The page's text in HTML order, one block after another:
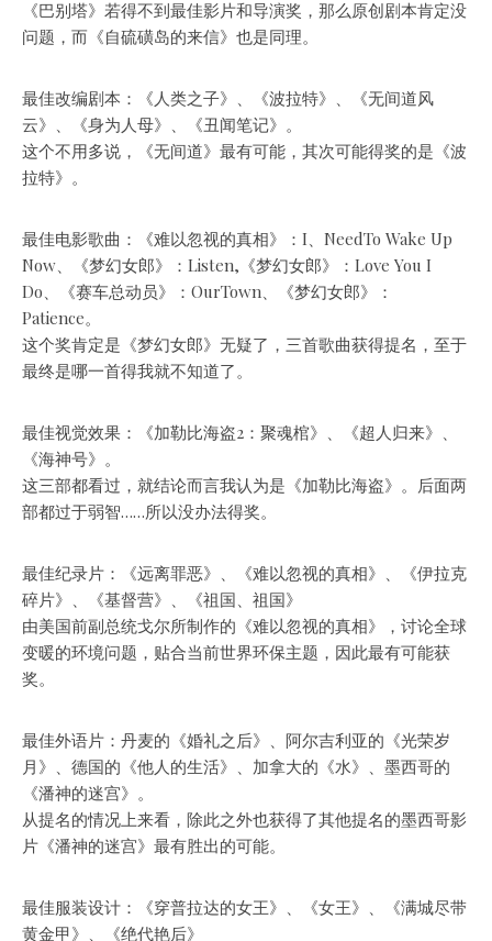
《巴别塔》若得不到最佳影片和导演奖，那么原创剧本肯定没
问题，而《自硫磺岛的来信》也是同理。
最佳改编剧本：《人类之子》、《波拉特》、
《无间道风
云》
、《身为人母》、《丑闻笔记》。
这个不用多说，《无间道》最有可能，其次可能得奖的是《波
拉特》。
最佳电影歌曲：《难以忽视的真相》：I、NeedTo Wake Up
Now、《梦幻女郎》：Listen, 《梦幻女郎》
：Love You I
Do、《赛车总动员》：OurTown、《梦幻女郎》：
Patience。
这个奖肯定是《梦幻女郎》无疑了，三首歌曲获得提名，至于
最终是哪一首得我就不知道了。
最佳视觉效果： 《加勒比海盗2：聚魂棺》
、《超人归来》、
《海神号》。
这三部都看过，就结论而言我认为是《加勒比海盗》。后面两
部都过于弱智……所以没办法得奖。
最佳纪录片：《远离罪恶》、 《难以忽视的真相》
、《伊拉克
碎片》、《基督营》、《祖国、祖国》
由美国前副总统戈尔所制作的《难以忽视的真相》，讨论全球
变暖的环境问题，贴合当前世界环保主题，因此最有可能获
奖。
最佳外语片：丹麦的《婚礼之后》、阿尔吉利亚的《光荣岁
月》、德国的《他人的生活》、加拿大的《水》、 墨西哥的
《潘神的迷宫》 。
从提名的情况上来看，除此之外也获得了其他提名的墨西哥影
片《潘神的迷宫》最有胜出的可能。
最佳服装设计：《穿普拉达的女王》、《女王》、《满城尽带
黄金甲》、
《绝代艳后》